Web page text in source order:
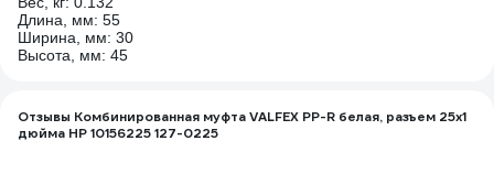
Длина, мм: 55
Ширина, мм: 30
Высота, мм: 45
Отзывы Комбинированная муфта VALFEX PP-R белая, разъем 25х1
дюйма НР 10156225 127-0225